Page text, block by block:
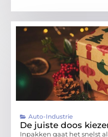
Auto-Industrie
De juiste doos
Inpakken gaat het snelst